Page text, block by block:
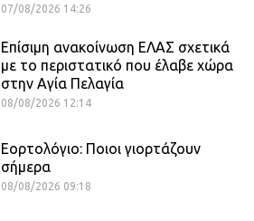
07/08/2026 14:26
Επίσιμη ανακοίνωση ΕΛΑΣ σχετικά
με το περιστατικό που έλαβε χώρα
στην Αγία Πελαγία
08/08/2026 12:14
Εορτολόγιο: Ποιοι γιορτάζουν
σήμερα
08/08/2026 09:18